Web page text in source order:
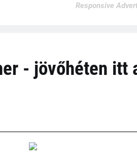
Responsive
- jövőhéten itt